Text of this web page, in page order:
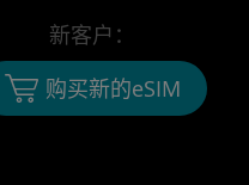
新客户：
购买新的eSIM